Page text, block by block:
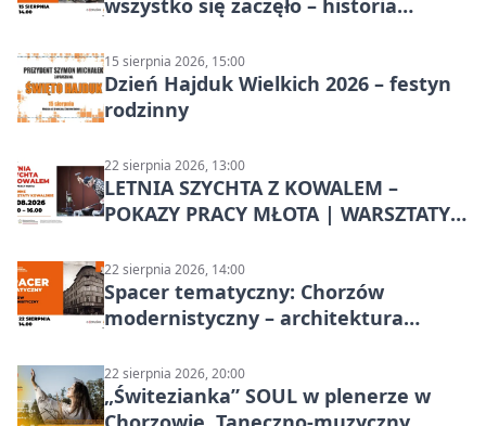
wszystko się zaczęło – historia
15 sierpnia 2026, 15:00
Dzień Hajduk Wielkich 2026 – festyn
rodzinny
22 sierpnia 2026, 13:00
LETNIA SZYCHTA Z KOWALEM –
POKAZY PRACY MŁOTA | WARSZTATY
22 sierpnia 2026, 14:00
Spacer tematyczny: Chorzów
modernistyczny – architektura
22 sierpnia 2026, 20:00
„Świtezianka” SOUL w plenerze w